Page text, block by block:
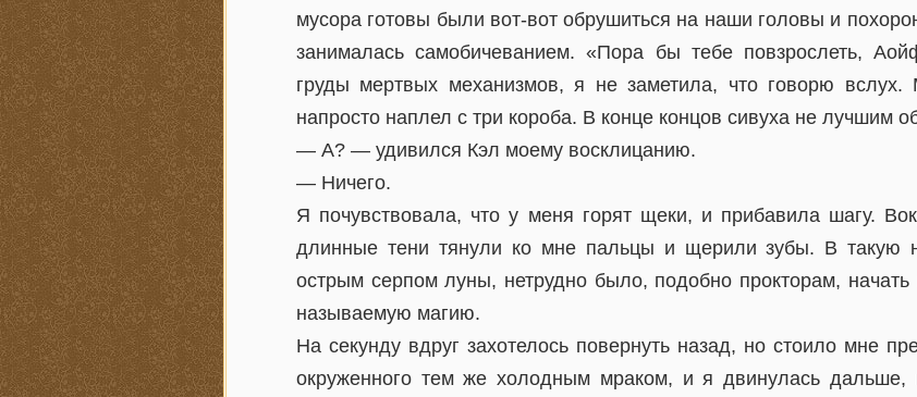
мусора готовы были вот-вот обрушиться на наши головы и
занималась самобичеванием. «Пора бы тебе повзрослеть,
груды мертвых механизмов, я не заметила, что говорю вслух.
напросто наплел с три короба. В конце концов сивуха не лучшим
— А? — удивился Кэл моему восклицанию.
— Ничего.
Я почувствовала, что у меня горят щеки, и прибавила шагу.
длинные тени тянули ко мне пальцы и щерили зубы. В такую
острым серпом луны, нетрудно было, подобно прокторам, начать
называемую магию.
На секунду вдруг захотелось повернуть назад, но стоило мне
окруженного тем же холодным мраком, и я двинулась дальше,